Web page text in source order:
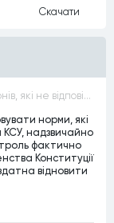
Скачати
Суди не мають застосовувати положення законів, які не відповідають Конституції, незалежно від того, чи визнавалися вони Конституційним Судом України неконституційними, тобто закони, що суперечать Конституції України не можуть застосовуватися навіть у випадках, коли вони є чинними
норми, які
КСУ, надзвичайно
фактично
Конституції
відновити